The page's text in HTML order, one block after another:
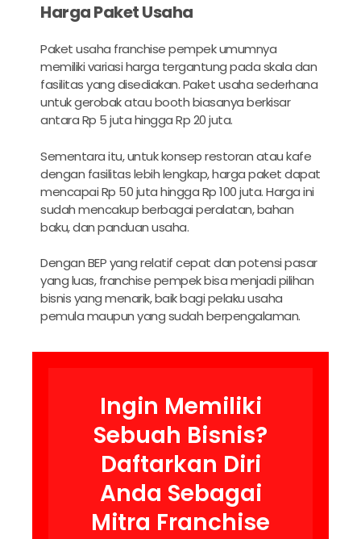
Harga Paket Usaha
Paket usaha franchise pempek umumnya
memiliki variasi harga tergantung pada skala dan
fasilitas yang disediakan. Paket usaha sederhana
untuk gerobak atau booth biasanya berkisar
antara Rp 5 juta hingga Rp 20 juta.
Sementara itu, untuk konsep restoran atau kafe
dengan fasilitas lebih lengkap, harga paket dapat
mencapai Rp 50 juta hingga Rp 100 juta. Harga ini
sudah mencakup berbagai peralatan, bahan
baku, dan panduan usaha.
Dengan BEP yang relatif cepat dan potensi pasar
yang luas, franchise pempek bisa menjadi pilihan
bisnis yang menarik, baik bagi pelaku usaha
pemula maupun yang sudah berpengalaman.
Ingin Memiliki
Sebuah Bisnis?
Daftarkan Diri
Anda Sebagai
Mitra Franchise